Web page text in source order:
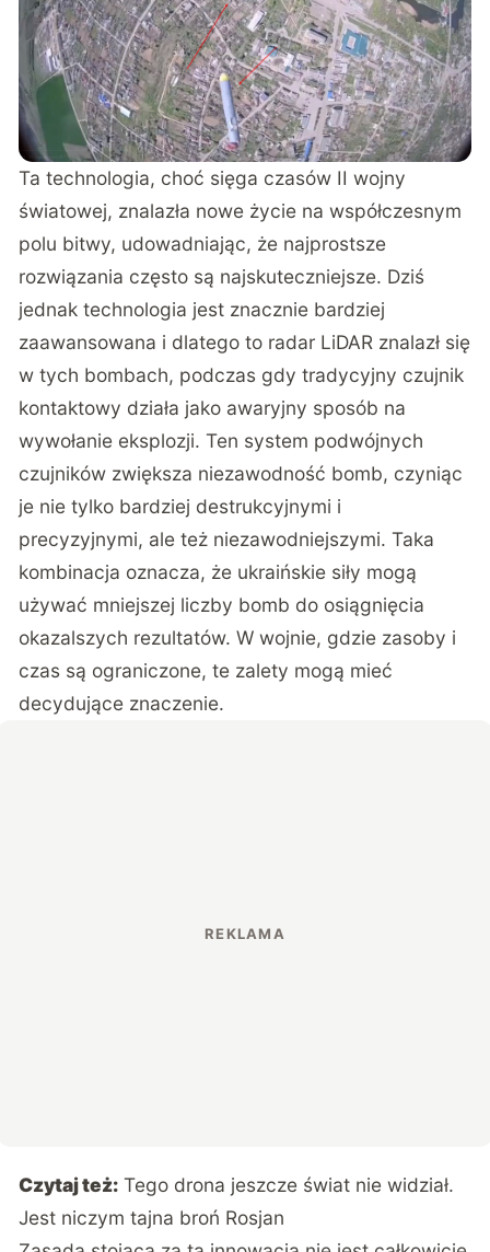
Ta technologia, choć sięga czasów II wojny
światowej, znalazła nowe życie na współczesnym
polu bitwy, udowadniając, że najprostsze
rozwiązania często są najskuteczniejsze. Dziś
jednak technologia jest znacznie bardziej
zaawansowana i dlatego to radar LiDAR znalazł się
w tych bombach, podczas gdy tradycyjny czujnik
kontaktowy działa jako awaryjny sposób na
wywołanie eksplozji. Ten system podwójnych
czujników zwiększa niezawodność bomb, czyniąc
je nie tylko bardziej destrukcyjnymi i
precyzyjnymi, ale też niezawodniejszymi. Taka
kombinacja oznacza, że ukraińskie siły mogą
używać mniejszej liczby bomb do osiągnięcia
okazalszych rezultatów. W wojnie, gdzie zasoby i
czas są ograniczone, te zalety mogą mieć
decydujące znaczenie.
Czytaj też: Tego drona jeszcze świat nie widział.
Jest niczym tajna broń Rosjan